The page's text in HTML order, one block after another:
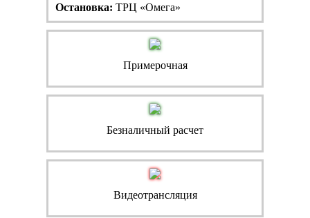
Остановка: ТРЦ «Омега»
Примерочная
Безналичный расчет
Видеотрансляция